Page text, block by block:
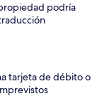
podría
tarjeta de débito o